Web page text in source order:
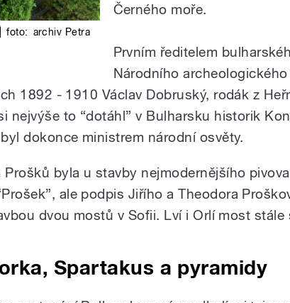
foto: archiv Petra
Černého moře.
Prvním ředitelem
Národního archeologického
1892 - 1910 Václav Dobruský, rodák z
nejvýše to “dotáhl” v Bulharsku historik
dokonce ministrem národní osvěty.
Prošků byla u stavby nejmodernějšího
ale podpis Jiřího a Theodora
dvou mostů v Sofii. Lví i Orlí most stále
Spartakus a pyramidy